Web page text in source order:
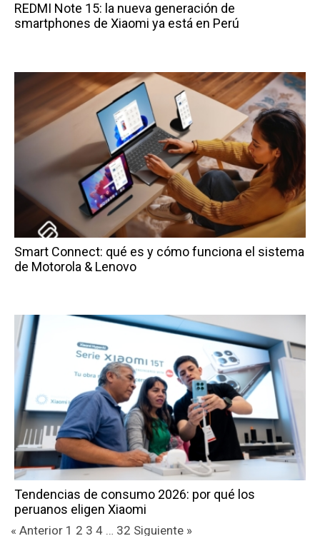
REDMI Note 15: la nueva generación de
smartphones de Xiaomi ya está en Perú
Smart Connect: qué es y cómo funciona el sistema
de Motorola & Lenovo
Tendencias de consumo 2026: por qué los
peruanos eligen Xiaomi
« Anterior 1 2 3 4 … 32 Siguiente »